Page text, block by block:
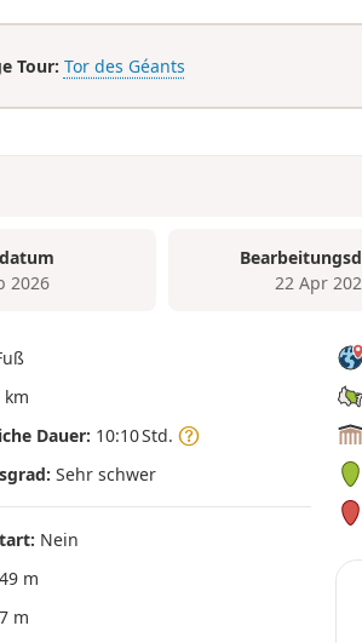
Tour: Tor des Géants
2026
22 Apr
km
Dauer: 10:10 Std.
Sehr schwer
Nein
m
m